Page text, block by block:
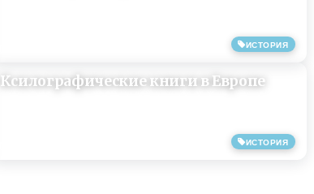
ИСТОРИЯ
ИСТОРИЯ
Ксилографические книги в Европе